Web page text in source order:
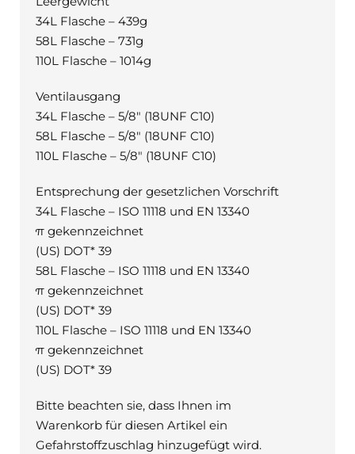
34L Flasche – 439g
58L Flasche – 731g
110L Flasche – 1014g
Ventilausgang
34L Flasche – 5/8″ (18UNF C10)
58L Flasche – 5/8″ (18UNF C10)
110L Flasche – 5/8″ (18UNF C10)
Entsprechung der gesetzlichen Vorschrift
34L Flasche – ISO 11118 und EN 13340
π gekennzeichnet
(US) DOT* 39
58L Flasche – ISO 11118 und EN 13340
π gekennzeichnet
(US) DOT* 39
110L Flasche – ISO 11118 und EN 13340
π gekennzeichnet
(US) DOT* 39
Bitte beachten sie, dass Ihnen im
Warenkorb für diesen Artikel ein
Gefahrstoffzuschlag hinzugefügt wird.